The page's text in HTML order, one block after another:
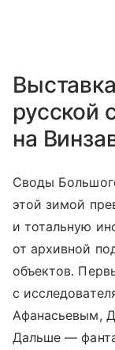
русской
на
Своды
этой зимой
и тотальную
от архивной
объектов.
с
Афанасьевым,
Дальше —